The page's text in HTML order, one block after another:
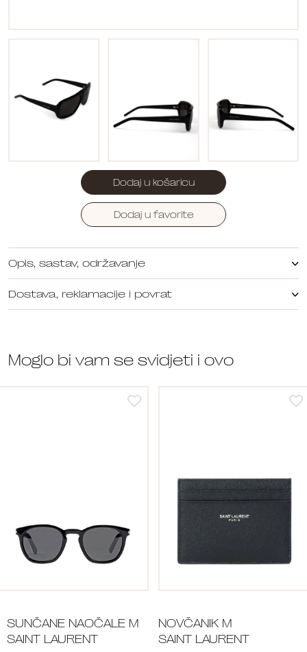
Dodaj u košaricu
Dodaj u favorite
Opis, sastav, održavanje
Dostava, reklamacije i povrat
Moglo bi vam se svidjeti i ovo
SUNČANE NAOČALE M
SAINT LAURENT
NOVČANIK M
SAINT LAURENT